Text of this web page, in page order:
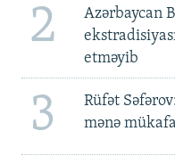
2
Azərbaycan
etməyib
3
Rüfət
mənə